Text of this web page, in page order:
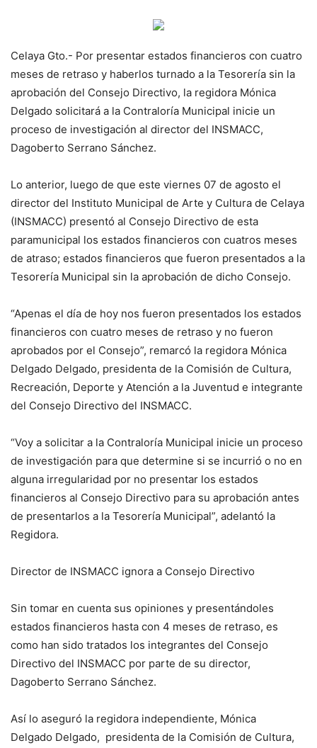
Celaya Gto.- Por presentar estados financieros con cuatro
meses de retraso y haberlos turnado a la Tesorería sin la
aprobación del Consejo Directivo, la regidora Mónica
Delgado solicitará a la Contraloría Municipal inicie un
proceso de investigación al director del INSMACC,
Dagoberto Serrano Sánchez.
Lo anterior, luego de que este viernes 07 de agosto el
director del Instituto Municipal de Arte y Cultura de Celaya
(INSMACC) presentó al Consejo Directivo de esta
paramunicipal los estados financieros con cuatros meses
de atraso; estados financieros que fueron presentados a la
Tesorería Municipal sin la aprobación de dicho Consejo.
“Apenas el día de hoy nos fueron presentados los estados
financieros con cuatro meses de retraso y no fueron
aprobados por el Consejo”, remarcó la regidora Mónica
Delgado Delgado, presidenta de la Comisión de Cultura,
Recreación, Deporte y Atención a la Juventud e integrante
del Consejo Directivo del INSMACC.
“Voy a solicitar a la Contraloría Municipal inicie un proceso
de investigación para que determine si se incurrió o no en
alguna irregularidad por no presentar los estados
financieros al Consejo Directivo para su aprobación antes
de presentarlos a la Tesorería Municipal”, adelantó la
Regidora.
Director de INSMACC ignora a Consejo Directivo
Sin tomar en cuenta sus opiniones y presentándoles
estados financieros hasta con 4 meses de retraso, es
como han sido tratados los integrantes del Consejo
Directivo del INSMACC por parte de su director,
Dagoberto Serrano Sánchez.
Así lo aseguró la regidora independiente, Mónica
Delgado Delgado, presidenta de la Comisión de Cultura,